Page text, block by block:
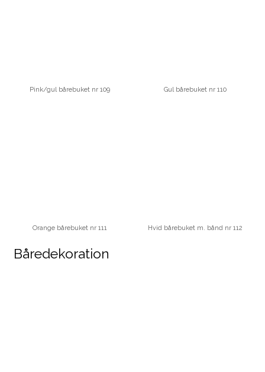
Pink/gul bårebuket nr 109 Gul bårebuket nr 110
Orange bårebuket nr 111 Hvid bårebuket m. bånd nr 112
Båredekoration​